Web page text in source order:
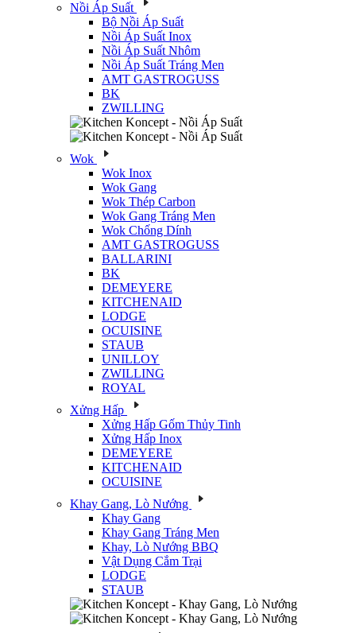
Nồi Áp Suất
Bộ Nồi Áp Suất
Nồi Áp Suất Inox
Nồi Áp Suất Nhôm
Nồi Áp Suất Tráng Men
AMT GASTROGUSS
BK
ZWILLING
Wok
Wok Inox
Wok Gang
Wok Thép Carbon
Wok Gang Tráng Men
Wok Chống Dính
AMT GASTROGUSS
BALLARINI
BK
DEMEYERE
KITCHENAID
LODGE
OCUISINE
STAUB
UNILLOY
ZWILLING
ROYAL
Xửng Hấp
Xửng Hấp Gốm Thủy Tinh
Xửng Hấp Inox
DEMEYERE
KITCHENAID
OCUISINE
Khay Gang, Lò Nướng
Khay Gang
Khay Gang Tráng Men
Khay, Lò Nướng BBQ
Vật Dụng Cắm Trại
LODGE
STAUB